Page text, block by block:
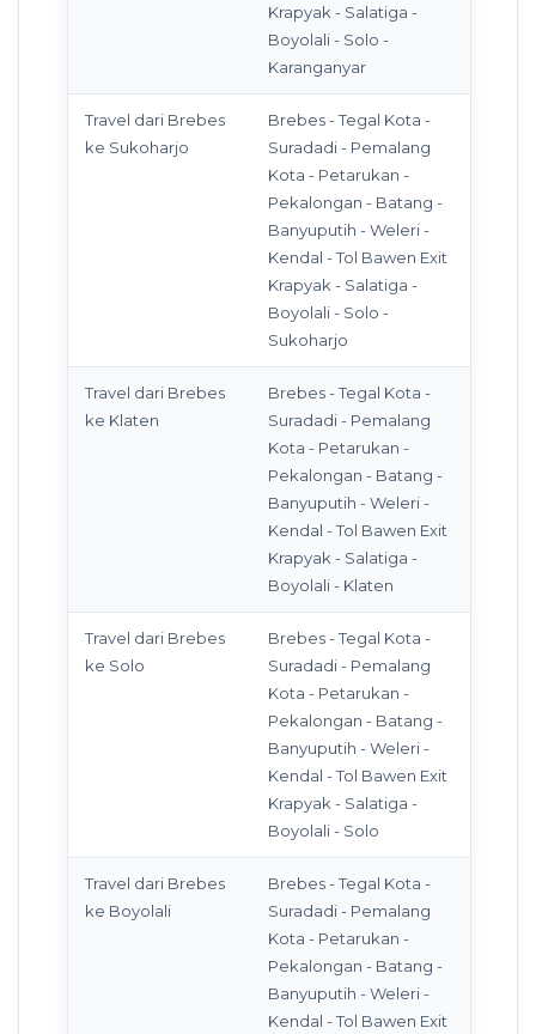
Krapyak - Salatiga -
Boyolali - Solo -
Karanganyar
Travel dari Brebes
ke Sukoharjo
Brebes - Tegal Kota -
Suradadi - Pemalang
Kota - Petarukan -
Pekalongan - Batang -
Banyuputih - Weleri -
Kendal - Tol Bawen Exit
Krapyak - Salatiga -
Boyolali - Solo -
Sukoharjo
Travel dari Brebes
ke Klaten
Brebes - Tegal Kota -
Suradadi - Pemalang
Kota - Petarukan -
Pekalongan - Batang -
Banyuputih - Weleri -
Kendal - Tol Bawen Exit
Krapyak - Salatiga -
Boyolali - Klaten
Travel dari Brebes
ke Solo
Brebes - Tegal Kota -
Suradadi - Pemalang
Kota - Petarukan -
Pekalongan - Batang -
Banyuputih - Weleri -
Kendal - Tol Bawen Exit
Krapyak - Salatiga -
Boyolali - Solo
Travel dari Brebes
ke Boyolali
Brebes - Tegal Kota -
Suradadi - Pemalang
Kota - Petarukan -
Pekalongan - Batang -
Banyuputih - Weleri -
Kendal - Tol Bawen Exit